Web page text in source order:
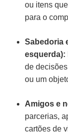
ou itens
para o
Sabedoria
esquerda):
de
ou um
Amigos e
parcerias,
cartões de